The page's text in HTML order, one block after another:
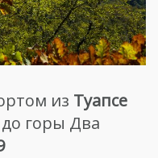
из Туапсе
горы Два